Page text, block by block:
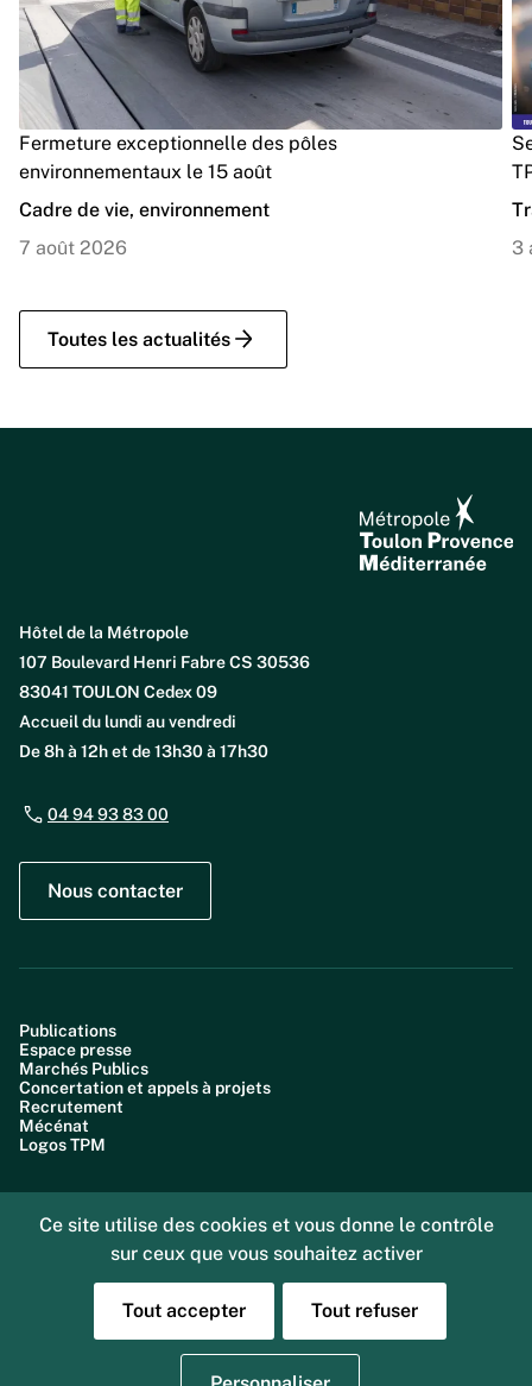
Toutes les actualités
Fermeture exceptionnelle des pôles
environnementaux le 15 août
Cadre de vie, environnement
7 août 2026
3
Hôtel de la Métropole
107 Boulevard Henri Fabre CS 30536
83041 TOULON Cedex 09
Accueil du lundi au vendredi
De 8h à 12h et de 13h30 à 17h30
04 94 93 83 00
Nous contacter
Publications
Espace presse
Marchés Publics
Concertation et appels à projets
Recrutement
Mécénat
Logos TPM
Accessibilité : partiellement conforme (99,6%)
Données personnelles
Gestion des cookies
Mentions légales
Sourd ou malentendant, vous pouvez nous joindre
Ce site utilise des cookies et vous donne le contrôle
sur ceux que vous souhaitez activer
Tout accepter Tout refuser